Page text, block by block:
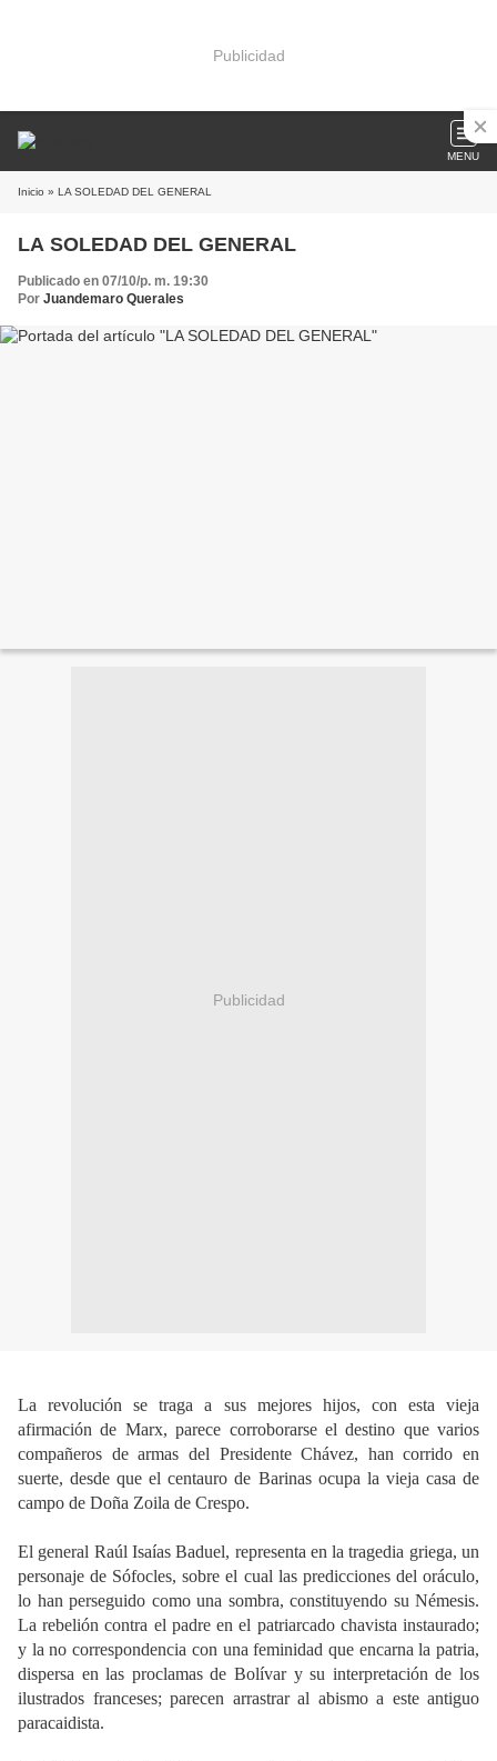
Publicidad
MENU
Inicio » LA SOLEDAD DEL GENERAL
LA SOLEDAD DEL GENERAL
Publicado en 07/10/p. m. 19:30
Por Juandemaro Querales
Publicidad
La revolución se traga a sus mejores hijos, con esta vieja
afirmación de Marx, parece corroborarse el destino que varios
compañeros de armas del Presidente Chávez, han corrido en
suerte, desde que el centauro de Barinas ocupa la vieja casa de
campo de Doña Zoila de Crespo.
El general Raúl Isaías Baduel, representa en la tragedia griega, un
personaje de Sófocles, sobre el cual las predicciones del oráculo,
lo han perseguido como una sombra, constituyendo su Némesis.
La rebelión contra el padre en el patriarcado chavista instaurado;
y la no correspondencia con una feminidad que encarna la patria,
dispersa en las proclamas de Bolívar y su interpretación de los
ilustrados franceses; parecen arrastrar al abismo a este antiguo
paracaidista.